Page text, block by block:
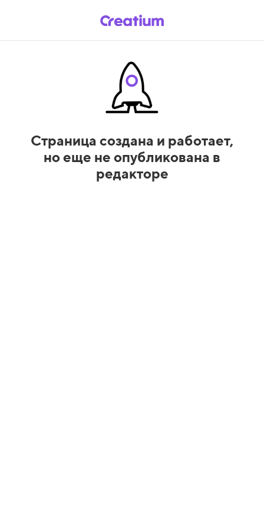
Страница создана и работает,
но еще не опубликована в
редакторе